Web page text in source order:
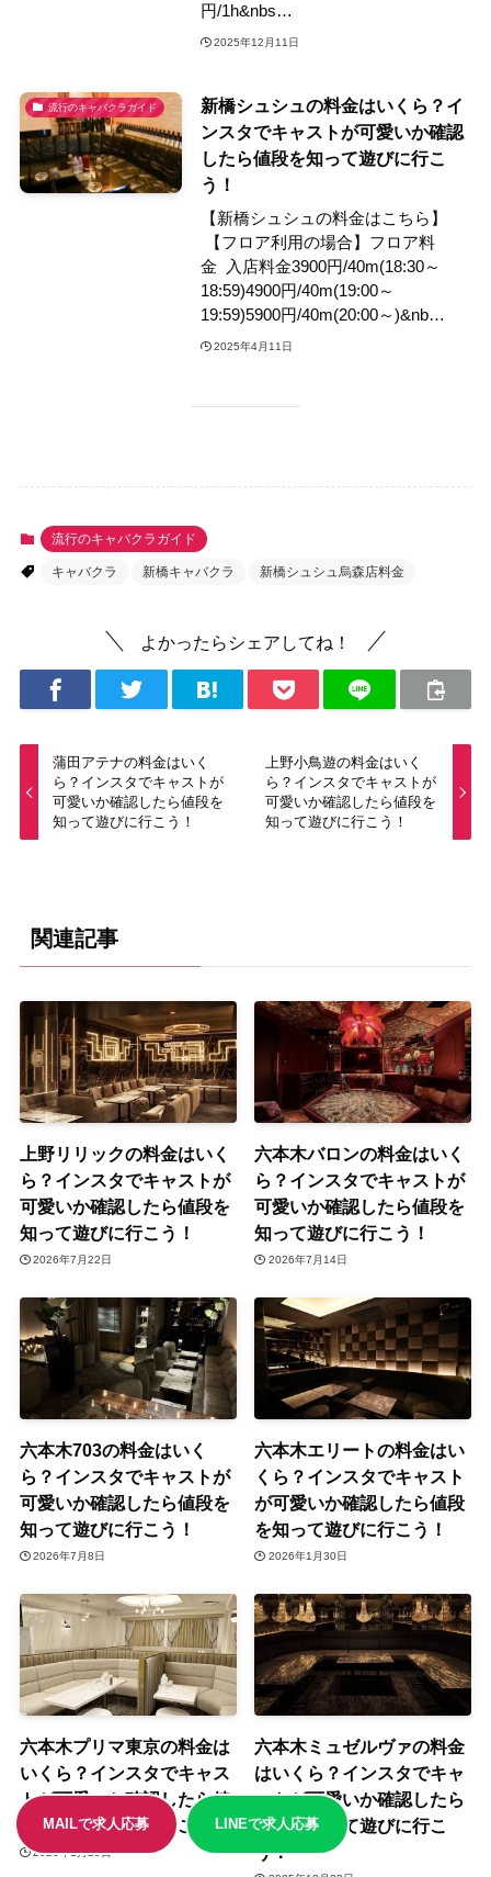
円/1h&nbs…
2025年12月11日
流行のキャバクラガイド
新橋シュシュの料金はいくら？イ
ンスタでキャストが可愛いか確認
したら値段を知って遊びに行こ
う！
【新橋シュシュの料金はこちら】
【フロア利用の場合】フロア料
金 入店料金3900円/40m(18:30～
18:59)4900円/40m(19:00～
19:59)5900円/40m(20:00～)&nb…
2025年4月11日
流行のキャバクラガイド
キャバクラ 新橋キャバクラ 新橋シュシュ烏森店料金
よかったらシェアしてね！
蒲田アテナの料金はいく
ら？インスタでキャストが
可愛いか確認したら値段を
知って遊びに行こう！
上野小鳥遊の料金はいく
ら？インスタでキャストが
可愛いか確認したら値段を
知って遊びに行こう！
関連記事
上野リリックの料金はいく
ら？インスタでキャストが
可愛いか確認したら値段を
知って遊びに行こう！
2026年7月22日
六本木バロンの料金はいく
ら？インスタでキャストが
可愛いか確認したら値段を
知って遊びに行こう！
2026年7月14日
六本木703の料金はいく
ら？インスタでキャストが
可愛いか確認したら値段を
知って遊びに行こう！
2026年7月8日
六本木エリートの料金はい
くら？インスタでキャスト
が可愛いか確認したら値段
を知って遊びに行こう！
2026年1月30日
六本木プリマ東京の料金は
いくら？インスタでキャス
トが可愛いか確認したら値
段を知って遊びに行こう！
2026年1月29日
六本木ミュゼルヴァの料金
はいくら？インスタでキャ
ストが可愛いか確認したら
値段を知って遊びに行こ
う！
MAILで求人応募 LINEで求人応募